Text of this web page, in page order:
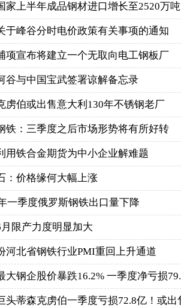
家上半年成品钢材进口增长至2520万吨
于峰谷分时电价政策有关事项的通知
项宣布将建立一个无取向电工钢板厂
谷与中国宝武签署谅解备忘录
虏伯或出售意大利130年不锈钢老厂
铁：三季度之后市场形势将有所好转
用铁合金期货为中小企业解难题
：价格缘何大幅上涨
一季度俄罗斯钢铁出口量下降
限产力度明显加大
河北省钢铁行业PMI重回上升通道
大钢企股价暴跌16.2% 一季度净亏损
头蒂森克虏伯一季度亏损72.8亿！或出